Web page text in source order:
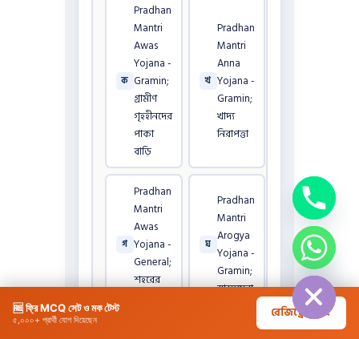
🆓 ফ্রি MCQ সেট ও মক টেস্ট
৫,০০০+ প্রার্থী যোগ দিয়েছেন রেজিস্ট্রেশন →
ক
Pradhan
Mantri
Awas
Yojana -
Gramin;
গ্রামীণ
গৃহহীনদের
পাকা
বাড়ি
খ
Pradhan
Mantri
Anna
Yojana -
Gramin;
খাদ্য
নিরাপত্তা
গ
Pradhan
Mantri
Awas
Yojana -
General;
শহরের
ঘ
Pradhan
Mantri
Arogya
Yojana -
Gramin;
স্বাস্থ্যসেবা
Hide
chaty